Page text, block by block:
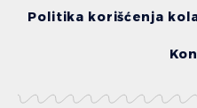
Politika korišćenja